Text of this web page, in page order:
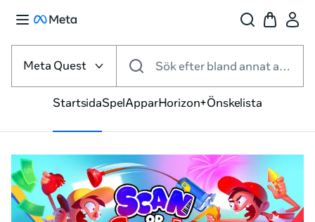
StartsidaSpelApparHorizon+Önskelista
VR-
plattform
Meta Quest Sök efter bland annat appar och spel